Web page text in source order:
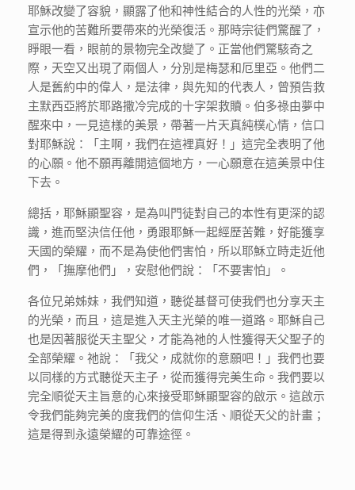
耶穌改變了容貌，顯露了他和神性結合的人性的光榮，亦
宣示他的苦難所要帶來的光榮復活。那時宗徒們驚醒了，
睜眼一看，眼前的景物完全改變了。正當他們驚駭奇之
際，天空又出現了兩個人，分別是梅瑟和厄里亞。他們二
人是舊約中的偉人，是法律，與先知的代表人，曾預告救
主默西亞將於耶路撒冷完成的十字架救贖。伯多祿由夢中
醒來中，一見這樣的美景，帶著一片天真純樸心情，信口
對耶穌說：「主啊，我們在這裡真好！」這完全表明了他
的心願。他不願再離開這個地方，一心願意在這美景中住
下去。
總括，耶穌顯聖容，是為叫門徒對自己的本性有更深的認
識，進而堅決信任他，勇跟耶穌一起經歷苦難，好能獲享
天國的榮耀，而不是為使他們害怕，所以耶穌立時走近他
們，「撫摩他們」，安慰他們說：「不要害怕」。
各位兄弟姊妹，我們知道，聽從基督可使我們也分享天主
的光榮，而且，這是進入天主光榮的唯一道路。耶穌自己
也是因著服從天主聖父，才能為祂的人性獲得天父聖子的
全部榮耀。祂說：「我父，成就你的意願吧！」我們也要
以同樣的方式聽從天主子，從而獲得完美生命。我們要以
完全順從天主旨意的心來接受耶穌顯聖容的啟示。這啟示
令我們能夠完美的度我們的信仰生活、順從天父的計畫；
這是得到永遠榮耀的可靠途徑。